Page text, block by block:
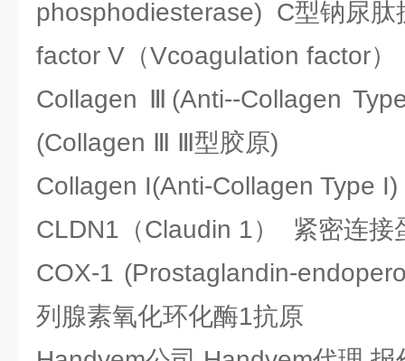
phosphodiesterase) C型钠尿肽
factor V（Vcoagulation factor
Collagen Ⅲ(Anti--Collagen
(Collagen Ⅲ Ⅲ型胶原)
Collagen I(Anti-Collagen Type
CLDN1（Claudin 1） 紧密连接
COX-1 (Prostaglandin-
列腺素氧化环化酶1抗原